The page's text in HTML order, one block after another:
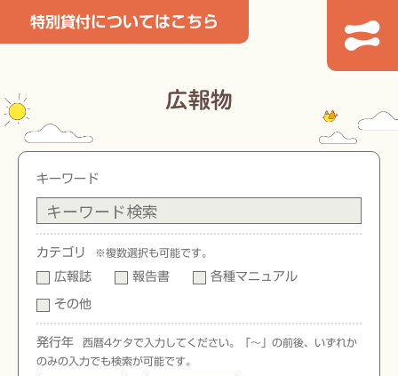
キーワード
カテゴリ ※複数選択も可能です。
広報誌 報告書 各種マニュアル
その他
発行年
西暦4ケタで入力してください。「〜」の前後、いずれか
のみの入力でも検索が可能です。